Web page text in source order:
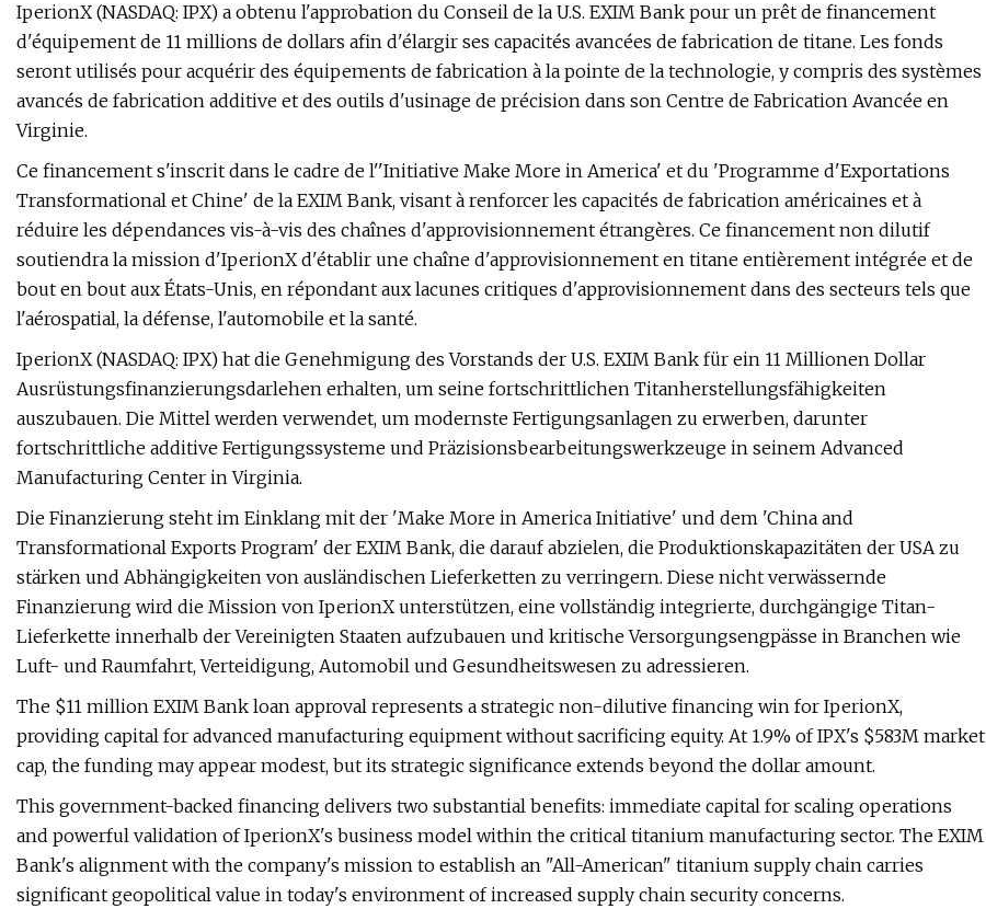
IperionX (NASDAQ: IPX) a obtenu l'approbation du Conseil de la U.S. EXIM Bank pour un prêt de financement
d'équipement de 11 millions de dollars afin d'élargir ses capacités avancées de fabrication de titane. Les fonds
seront utilisés pour acquérir des équipements de fabrication à la pointe de la technologie, y compris des systèmes
avancés de fabrication additive et des outils d'usinage de précision dans son Centre de Fabrication Avancée en
Virginie.
Ce financement s'inscrit dans le cadre de l''Initiative Make More in America' et du 'Programme d'Exportations
Transformational et Chine' de la EXIM Bank, visant à renforcer les capacités de fabrication américaines et à
réduire les dépendances vis-à-vis des chaînes d'approvisionnement étrangères. Ce financement non dilutif
soutiendra la mission d'IperionX d'établir une chaîne d'approvisionnement en titane entièrement intégrée et de
bout en bout aux États-Unis, en répondant aux lacunes critiques d'approvisionnement dans des secteurs tels que
l'aérospatial, la défense, l'automobile et la santé.
IperionX (NASDAQ: IPX) hat die Genehmigung des Vorstands der U.S. EXIM Bank für ein 11 Millionen Dollar
Ausrüstungsfinanzierungsdarlehen erhalten, um seine fortschrittlichen Titanherstellungsfähigkeiten
auszubauen. Die Mittel werden verwendet, um modernste Fertigungsanlagen zu erwerben, darunter
fortschrittliche additive Fertigungssysteme und Präzisionsbearbeitungswerkzeuge in seinem Advanced
Manufacturing Center in Virginia.
Die Finanzierung steht im Einklang mit der 'Make More in America Initiative' und dem 'China and
Transformational Exports Program' der EXIM Bank, die darauf abzielen, die Produktionskapazitäten der USA zu
stärken und Abhängigkeiten von ausländischen Lieferketten zu verringern. Diese nicht verwässernde
Finanzierung wird die Mission von IperionX unterstützen, eine vollständig integrierte, durchgängige Titan-
Lieferkette innerhalb der Vereinigten Staaten aufzubauen und kritische Versorgungsengpässe in Branchen wie
Luft- und Raumfahrt, Verteidigung, Automobil und Gesundheitswesen zu adressieren.
The $11 million EXIM Bank loan approval represents a strategic non-dilutive financing win for IperionX,
providing capital for advanced manufacturing equipment without sacrificing equity. At 1.9% of IPX's $583M market
cap, the funding may appear modest, but its strategic significance extends beyond the dollar amount.
This government-backed financing delivers two substantial benefits: immediate capital for scaling operations
and powerful validation of IperionX's business model within the critical titanium manufacturing sector. The EXIM
Bank's alignment with the company's mission to establish an "All-American" titanium supply chain carries
significant geopolitical value in today's environment of increased supply chain security concerns.